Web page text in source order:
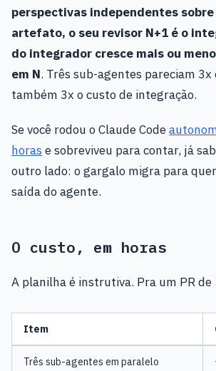
perspectivas independentes sobre
artefato, o seu revisor N+1 é o
do integrador cresce mais ou
em N. Três sub-agentes pareciam 3x
também 3x o custo de integração.
Se você rodou o Claude Code
horas e sobreviveu para contar, já
outro lado: o gargalo migra para
saída do agente.
O custo, em horas
A planilha é instrutiva. Pra um PR de
Item
Três sub-agentes em paralelo